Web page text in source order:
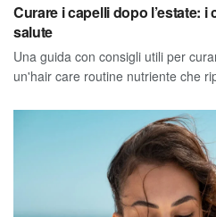
Curare i capelli dopo l’estate:
salute
Una guida con consigli utili per
un'hair care routine nutriente che